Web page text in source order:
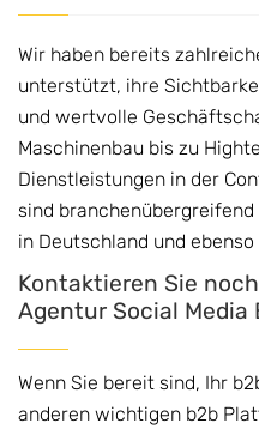
Wir haben bereits
unterstützt, ihre
und wertvolle
Maschinenbau bis zu
Dienstleistungen in der
sind
in Deutschland und
Kontaktieren Sie
Agentur Social
Wenn Sie bereit sind, Ihr
anderen wichtigen b2b